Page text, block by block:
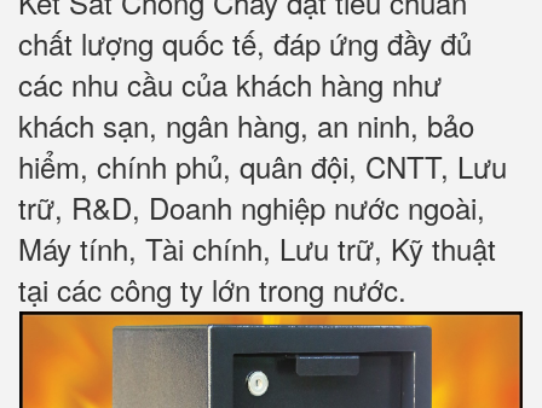
chất lượng quốc tế, đáp ứng đầy đủ
các nhu cầu của khách hàng như
khách sạn, ngân hàng, an ninh, bảo
hiểm, chính phủ, quân đội, CNTT, Lưu
trữ, R&D, Doanh nghiệp nước ngoài,
Máy tính, Tài chính, Lưu trữ, Kỹ thuật
tại các công ty lớn trong nước.